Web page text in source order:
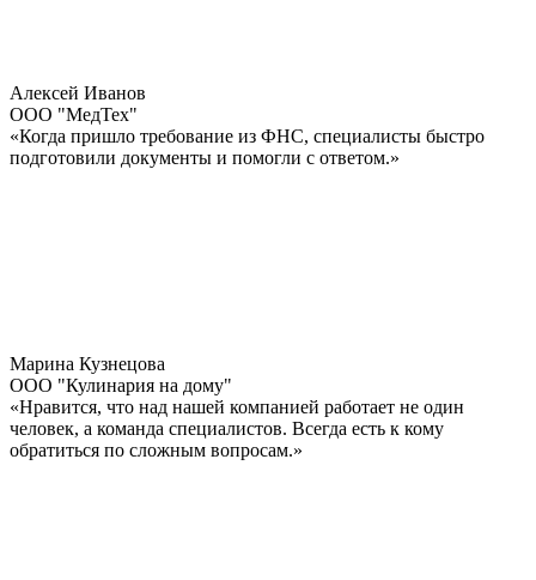
Алексей Иванов
ООО "МедТех"
«Когда пришло требование из ФНС, специалисты быстро
подготовили документы и помогли с ответом.»
Марина Кузнецова
ООО "Кулинария на дому"
«Нравится, что над нашей компанией работает не один
человек, а команда специалистов. Всегда есть к кому
обратиться по сложным вопросам.»